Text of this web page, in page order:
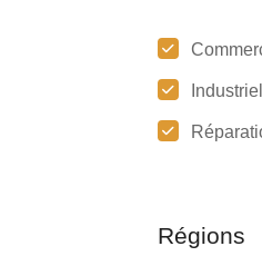
Industriel
Régions